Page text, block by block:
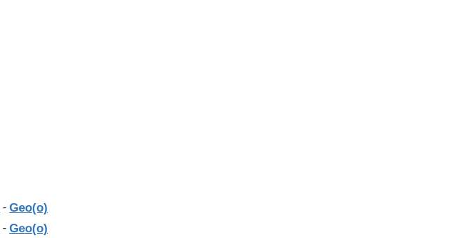
- Geo(o)
- Geo(o)